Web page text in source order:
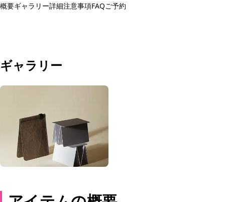
概要ギャラリー詳細注意事項FAQご予約
ギャラリー